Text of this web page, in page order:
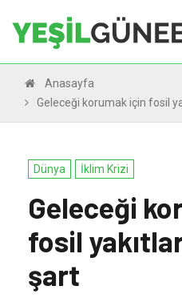
Anasayfa
Geleceği korumak için fosil
Dünya İklim Krizi
Geleceği
fosil
şart